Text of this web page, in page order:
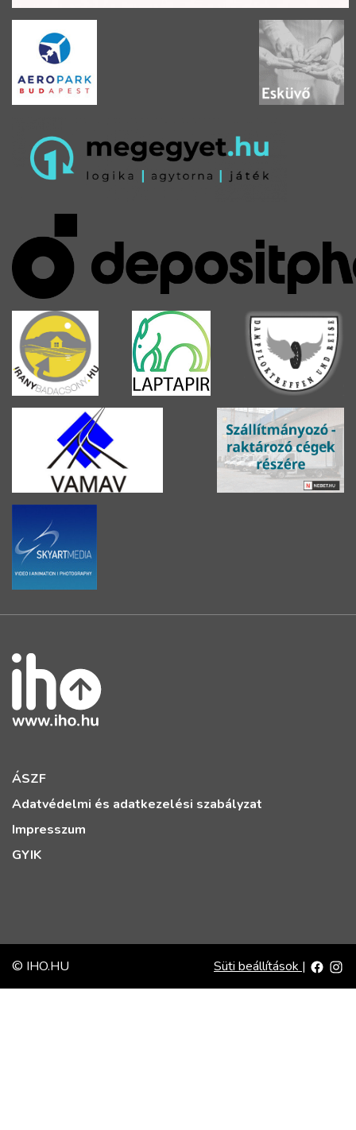
ÁSZF
Adatvédelmi és adatkezelési szabályzat
Impresszum
GYIK
© IHO.HU Süti beállítások |